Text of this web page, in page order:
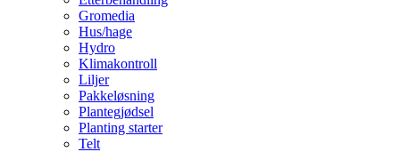
Gromedia
Hus/hage
Hydro
Klimakontroll
Liljer
Pakkeløsning
Plantegjødsel
Planting starter
Telt